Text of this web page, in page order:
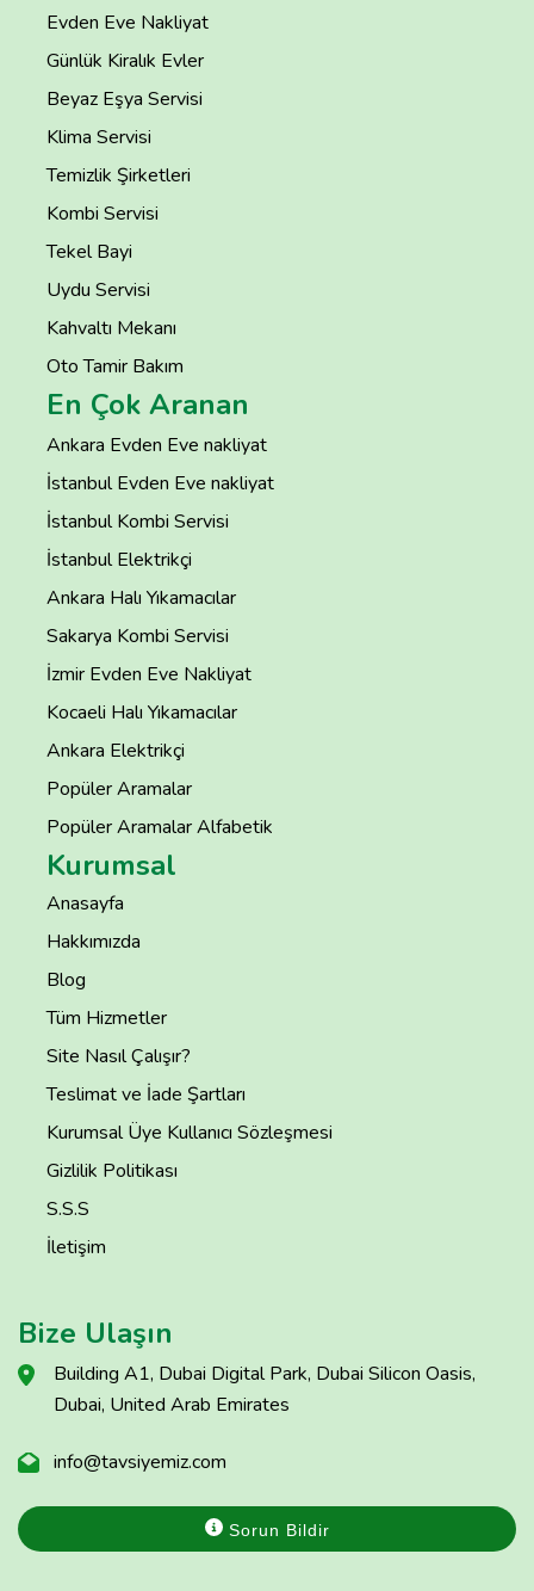
Evden Eve Nakliyat
Günlük Kiralık Evler
Beyaz Eşya Servisi
Klima Servisi
Temizlik Şirketleri
Kombi Servisi
Tekel Bayi
Uydu Servisi
Kahvaltı Mekanı
Oto Tamir Bakım
En Çok Aranan
Ankara Evden Eve nakliyat
İstanbul Evden Eve nakliyat
İstanbul Kombi Servisi
İstanbul Elektrikçi
Ankara Halı Yıkamacılar
Sakarya Kombi Servisi
İzmir Evden Eve Nakliyat
Kocaeli Halı Yıkamacılar
Ankara Elektrikçi
Popüler Aramalar
Popüler Aramalar Alfabetik
Kurumsal
Anasayfa
Hakkımızda
Blog
Tüm Hizmetler
Site Nasıl Çalışır?
Teslimat ve İade Şartları
Kurumsal Üye Kullanıcı Sözleşmesi
Gizlilik Politikası
S.S.S
İletişim
Bize Ulaşın
Building A1, Dubai Digital Park, Dubai Silicon Oasis,
Dubai, United Arab Emirates
info@tavsiyemiz.com
Sorun Bildir